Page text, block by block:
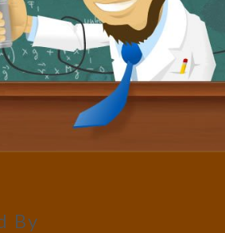
Reime Und
Mehr! In
Blogform.
Total Old
School!
By